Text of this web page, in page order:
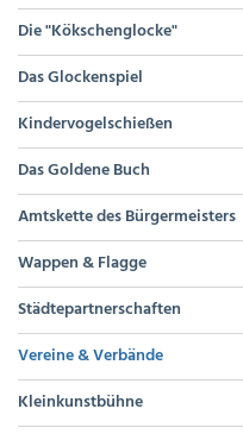
Die "Kökschenglocke"
Das Glockenspiel
Kindervogelschießen
Das Goldene Buch
Amtskette des Bürgermeisters
Wappen & Flagge
Städtepartnerschaften
Vereine & Verbände
Kleinkunstbühne